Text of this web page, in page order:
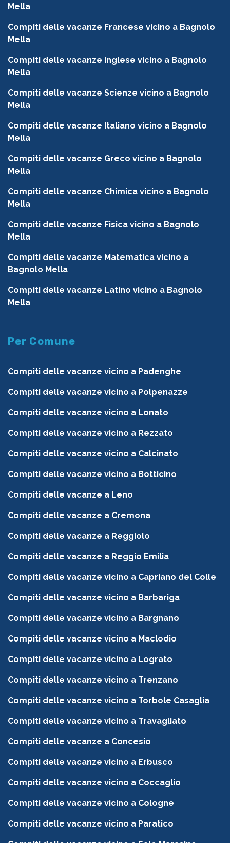
Mella
Compiti delle vacanze Francese vicino a Bagnolo
Mella
Compiti delle vacanze Inglese vicino a Bagnolo
Mella
Compiti delle vacanze Scienze vicino a Bagnolo
Mella
Compiti delle vacanze Italiano vicino a Bagnolo
Mella
Compiti delle vacanze Greco vicino a Bagnolo
Mella
Compiti delle vacanze Chimica vicino a Bagnolo
Mella
Compiti delle vacanze Fisica vicino a Bagnolo
Mella
Compiti delle vacanze Matematica vicino a
Bagnolo Mella
Compiti delle vacanze Latino vicino a Bagnolo
Mella
Per Comune
Compiti delle vacanze vicino a Padenghe
Compiti delle vacanze vicino a Polpenazze
Compiti delle vacanze vicino a Lonato
Compiti delle vacanze vicino a Rezzato
Compiti delle vacanze vicino a Calcinato
Compiti delle vacanze vicino a Botticino
Compiti delle vacanze a Leno
Compiti delle vacanze a Cremona
Compiti delle vacanze a Reggiolo
Compiti delle vacanze a Reggio Emilia
Compiti delle vacanze vicino a Capriano del Colle
Compiti delle vacanze vicino a Barbariga
Compiti delle vacanze vicino a Bargnano
Compiti delle vacanze vicino a Maclodio
Compiti delle vacanze vicino a Lograto
Compiti delle vacanze vicino a Trenzano
Compiti delle vacanze vicino a Torbole Casaglia
Compiti delle vacanze vicino a Travagliato
Compiti delle vacanze a Concesio
Compiti delle vacanze vicino a Erbusco
Compiti delle vacanze vicino a Coccaglio
Compiti delle vacanze vicino a Cologne
Compiti delle vacanze vicino a Paratico